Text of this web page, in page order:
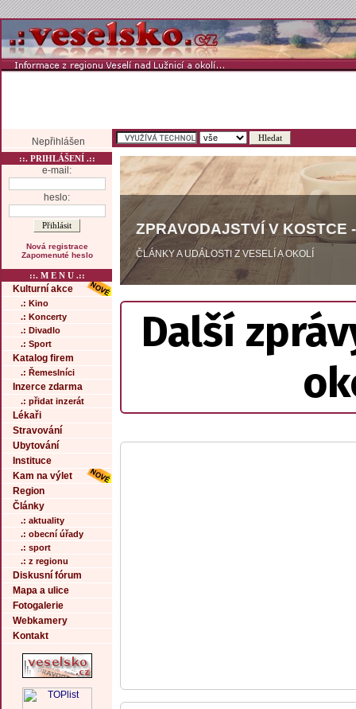
Nepřihlášen
::. PRIHLÁŠENÍ .::
e-mail:
heslo:
Nová registrace
Zapomenuté heslo
::. M E N U .::
Kulturní akce
.: Kino
.: Koncerty
.: Divadlo
.: Sport
Katalog firem
.: Řemeslníci
Inzerce zdarma
.: přidat inzerát
Lékaři
Stravování
Ubytování
Instituce
Kam na výlet
Region
Články
.: aktuality
.: obecní úřady
.: sport
.: z regionu
Diskusní fórum
Mapa a ulice
Fotogalerie
Webkamery
Kontakt
ZPRAVODAJSTVÍ V KOSTCE
ČLÁNKY A UDÁLOSTI Z VESELÍ A OKOLÍ
Další